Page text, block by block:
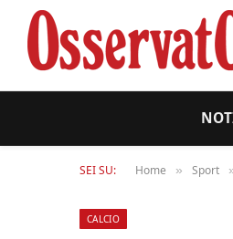
SEI SU: Home » Sport
CALCIO